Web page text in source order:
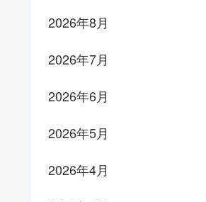
2026年8月
2026年7月
2026年6月
2026年5月
2026年4月